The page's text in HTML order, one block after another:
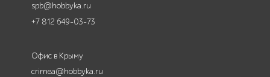
spb@hobbyka.ru
+7 812 649-03-73
Офис в Крыму
crimea@hobbyka.ru